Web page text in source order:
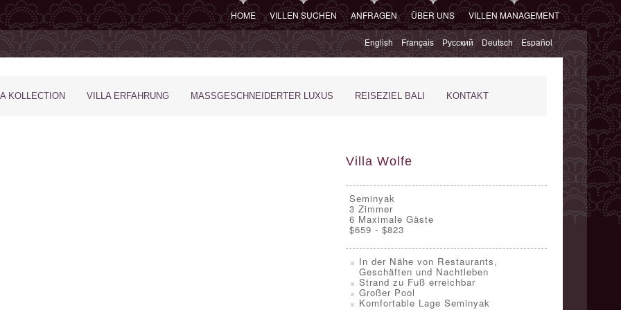
HOME VILLEN SUCHEN ANFRAGEN ÜBER UNS VILLEN MANAGEMENT
English Français Русский Deutsch Español
KOLLECTION VILLA ERFAHRUNG MASSGESCHNEIDERTER LUXUS REISEZIEL BALI KONTAKT
Villa Wolfe
Seminyak
3 Zimmer
6 Maximale Gäste
$659 - $823
In der Nähe von Restaurants,
Geschäften und Nachtleben
Strand zu Fuß erreichbar
Großer Pool
Komfortable Lage Seminyak